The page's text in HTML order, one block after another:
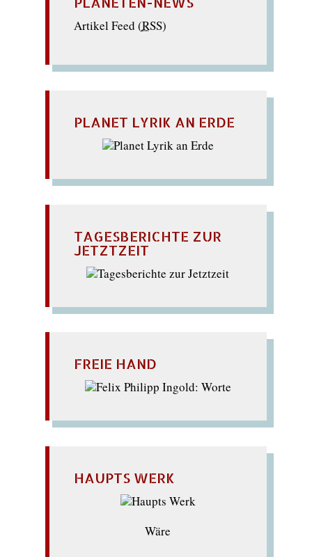
Artikel Feed (RSS)
PLANET LYRIK AN ERDE
TAGESBERICHTE ZUR
JETZTZEIT
FREIE HAND
HAUPTS WERK
Wäre